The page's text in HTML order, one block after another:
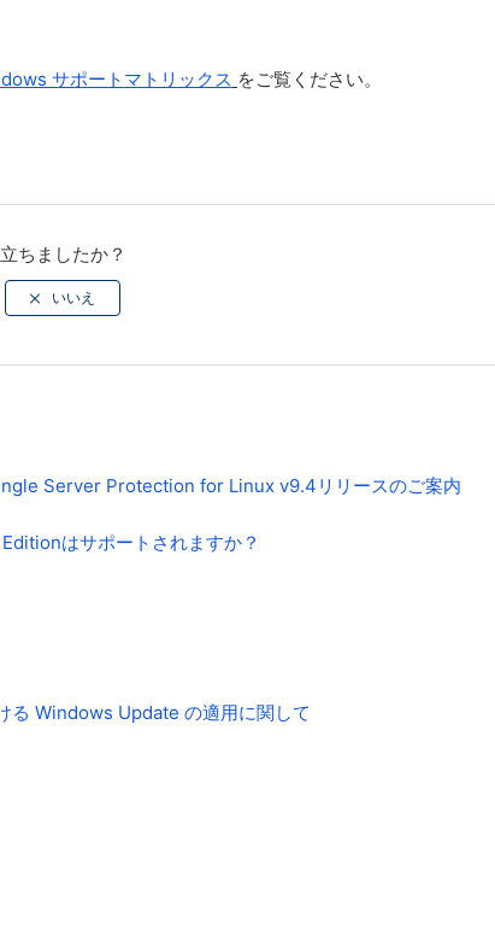
サポートマトリックス をご覧ください。
ちましたか？
Server Protection for Linux v9.4リリースのご案内
はサポートされますか？
Windows Update の適用に関して